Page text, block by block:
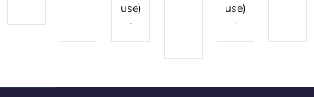
use)
.
use)
.